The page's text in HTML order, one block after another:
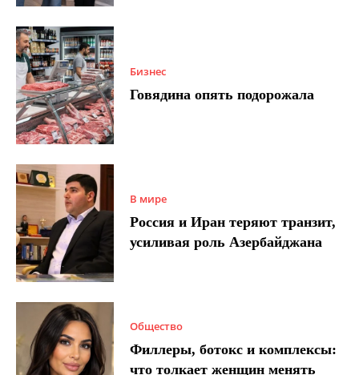
Бизнес
Говядина опять подорожала
В мире
Россия и Иран теряют транзит,
усиливая роль Азербайджана
Общество
Филлеры, ботокс и комплексы:
что толкает женщин менять